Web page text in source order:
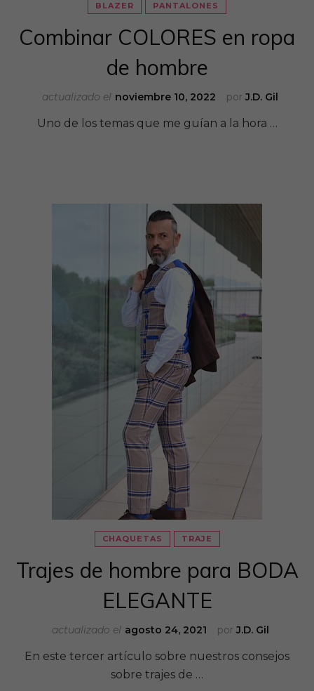
BLAZER PANTALONES
Combinar COLORES en ropa
de hombre
porJ.D. Gil
actualizado el noviembre 10, 2022
Uno de los temas que me guían a la hora …
CHAQUETAS TRAJE
Trajes de hombre para BODA
ELEGANTE
porJ.D. Gil
actualizado el agosto 24, 2021
En este tercer artículo sobre nuestros consejos
sobre trajes de …